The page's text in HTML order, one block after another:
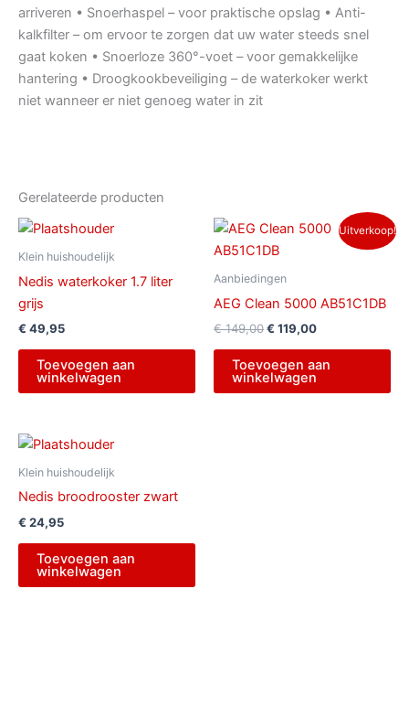
arriveren • Snoerhaspel – voor praktische opslag • Anti-
kalkfilter – om ervoor te zorgen dat uw water steeds snel
gaat koken • Snoerloze 360°-voet – voor gemakkelijke
hantering • Droogkookbeveiliging – de waterkoker werkt
niet wanneer er niet genoeg water in zit
Gerelateerde producten
Klein huishoudelijk
Nedis waterkoker 1.7 liter
grijs
€ 49,95
Toevoegen aan
winkelwagen
Uitverkoop!
Aanbiedingen
AEG Clean 5000 AB51C1DB
€149,00
Oorspronkelijke
was:
€ 119,00
Huidige
prijs
Toevoegen aan
winkelwagen
Klein huishoudelijk
Nedis broodrooster zwart
€ 24,95
Toevoegen aan
winkelwagen